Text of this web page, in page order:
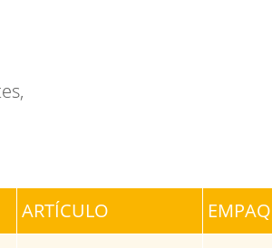
ARTÍCULO